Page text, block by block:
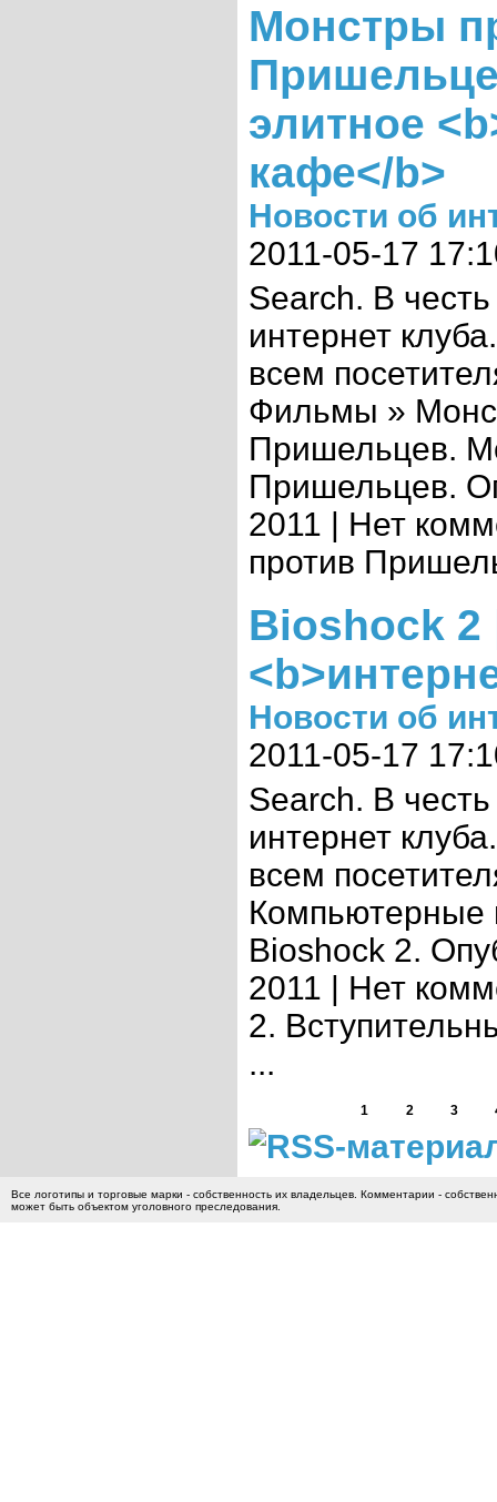
Монстры
элитное
кафе</b>
Новости об
2011-05-17
Search. В
интернет
всем
Фильмы »
Пришельцев.
Пришельцев.
2011 | Нет
против
Bioshock 2
Новости об
2011-05-17
Search. В
интернет
всем
Компьютерные
Bioshock 2.
2011 | Нет
2.
...
1 2 3
Все логотипы и торговые марки - собственность их владельцев. Комментарии -
может быть объектом уголовного преследования.